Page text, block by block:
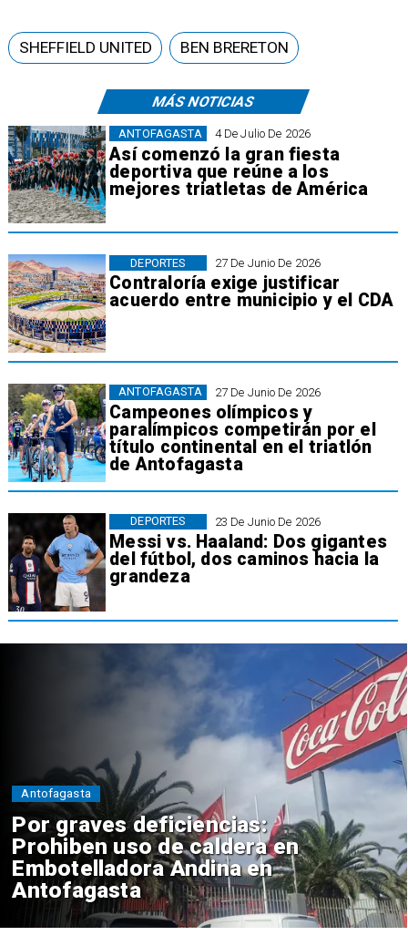
MÁS NOTICIAS
4 De Julio De 2026
Así comenzó la gran fiesta
deportiva que reúne a los
mejores triatletas de América
ANTOFAGASTA
27 De Junio De 2026
Contraloría exige justificar
acuerdo entre municipio y el CDA
DEPORTES
27 De Junio De 2026
Campeones olímpicos y
paralímpicos competirán por el
título continental en el triatlón
de Antofagasta
ANTOFAGASTA
23 De Junio De 2026
Messi vs. Haaland: Dos gigantes
del fútbol, dos caminos hacia la
grandeza
DEPORTES
SHEFFIELD UNITED BEN BRERETON
Por graves deficiencias:
Prohiben uso de caldera en
Embotelladora Andina en
Antofagasta
Antofagasta